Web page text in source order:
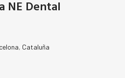
NE Dental
, Cataluña